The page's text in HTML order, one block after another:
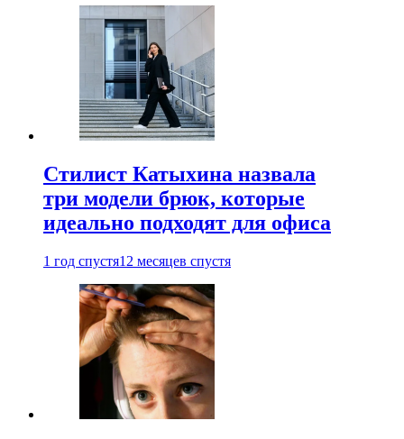
Стилист Катыхина назвала
три модели брюк, которые
идеально подходят для офиса
1 год спустя12 месяцев спустя